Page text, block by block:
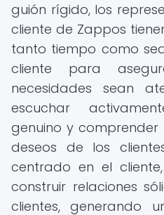
guión rígido, los
cliente de Zappos
tanto tiempo como
cliente para
necesidades sean
escuchar
genuino y
deseos de los
centrado en el
construir relaciones
clientes, generando